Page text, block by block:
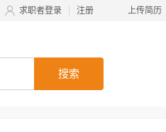
求职者登录 注册 上传简历
搜索